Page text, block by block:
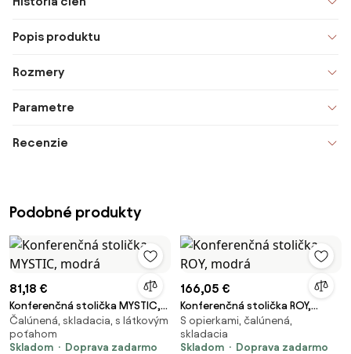
Popis produktu
Rozmery
Parametre
Recenzie
Podobné produkty
81,18 €
Konferenčná stolička MYSTIC,
modrá
Čalúnená, skladacia, s látkovým
poťahom
Skladom
Doprava zadarmo
166,05 €
Konferenčná stolička ROY,
modrá
S opierkami, čalúnená,
skladacia
Skladom
Doprava zadarmo